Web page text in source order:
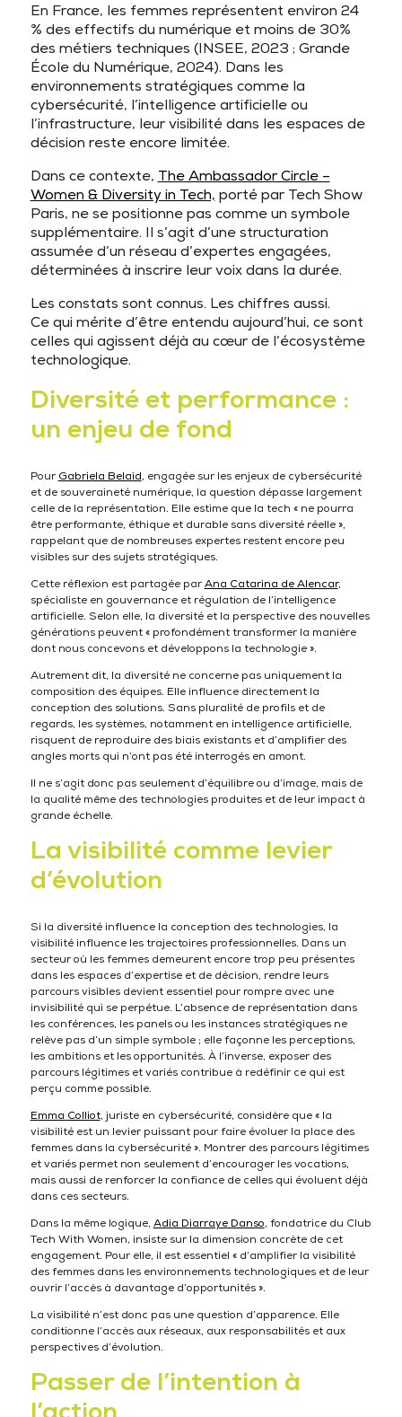
En France, les femmes représentent environ 24
% des effectifs du numérique et moins de 30%
des métiers techniques (INSEE, 2023 ; Grande
École du Numérique, 2024). Dans les
environnements stratégiques comme la
cybersécurité, l’intelligence artificielle ou
l’infrastructure, leur visibilité dans les espaces de
décision reste encore limitée.
Dans ce contexte, The Ambassador Circle –
Women & Diversity in Tech, porté par Tech Show
Paris, ne se positionne pas comme un symbole
supplémentaire. Il s’agit d’une structuration
assumée d’un réseau d’expertes engagées,
déterminées à inscrire leur voix dans la durée.
Les constats sont connus. Les chiffres aussi.
Ce qui mérite d’être entendu aujourd’hui, ce sont
celles qui agissent déjà au cœur de l’écosystème
technologique.
Diversité et performance :
un enjeu de fond
Pour Gabriela Belaid, engagée sur les enjeux de cybersécurité
et de souveraineté numérique, la question dépasse largement
celle de la représentation. Elle estime que la tech « ne pourra
être performante, éthique et durable sans diversité réelle »,
rappelant que de nombreuses expertes restent encore peu
visibles sur des sujets stratégiques.
Cette réflexion est partagée par Ana Catarina de Alencar,
spécialiste en gouvernance et régulation de l’intelligence
artificielle. Selon elle, la diversité et la perspective des nouvelles
générations peuvent « profondément transformer la manière
dont nous concevons et développons la technologie ».
Autrement dit, la diversité ne concerne pas uniquement la
composition des équipes. Elle influence directement la
conception des solutions. Sans pluralité de profils et de
regards, les systèmes, notamment en intelligence artificielle,
risquent de reproduire des biais existants et d’amplifier des
angles morts qui n’ont pas été interrogés en amont.
Il ne s’agit donc pas seulement d’équilibre ou d’image, mais de
la qualité même des technologies produites et de leur impact à
grande échelle.
La visibilité comme levier
d’évolution
Si la diversité influence la conception des technologies, la
visibilité influence les trajectoires professionnelles. Dans un
secteur où les femmes demeurent encore trop peu présentes
dans les espaces d’expertise et de décision, rendre leurs
parcours visibles devient essentiel pour rompre avec une
invisibilité qui se perpétue. L’absence de représentation dans
les conférences, les panels ou les instances stratégiques ne
relève pas d’un simple symbole ; elle façonne les perceptions,
les ambitions et les opportunités. À l’inverse, exposer des
parcours légitimes et variés contribue à redéfinir ce qui est
perçu comme possible.
Emma Colliot, juriste en cybersécurité, considère que « la
visibilité est un levier puissant pour faire évoluer la place des
femmes dans la cybersécurité ». Montrer des parcours légitimes
et variés permet non seulement d’encourager les vocations,
mais aussi de renforcer la confiance de celles qui évoluent déjà
dans ces secteurs.
Dans la même logique, Adia Diarraye Danso, fondatrice du Club
Tech With Women, insiste sur la dimension concrète de cet
engagement. Pour elle, il est essentiel « d’amplifier la visibilité
des femmes dans les environnements technologiques et de leur
ouvrir l’accès à davantage d’opportunités ».
La visibilité n’est donc pas une question d’apparence. Elle
conditionne l’accès aux réseaux, aux responsabilités et aux
perspectives d’évolution.
Passer de l’intention à